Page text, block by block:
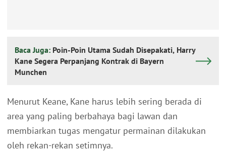
Baca Juga: Poin-Poin Utama Sudah Disepakati, Harry
Kane Segera Perpanjang Kontrak di Bayern
Munchen
Menurut Keane, Kane harus lebih sering berada di
area yang paling berbahaya bagi lawan dan
membiarkan tugas mengatur permainan dilakukan
oleh rekan-rekan setimnya.